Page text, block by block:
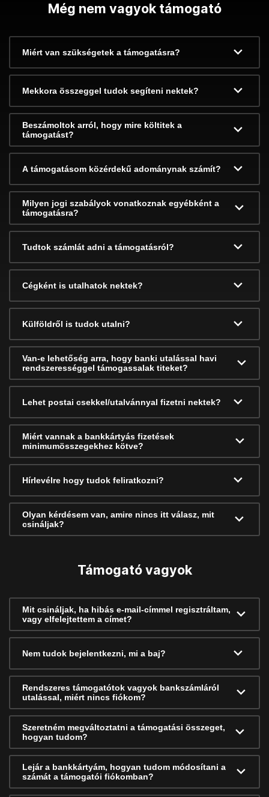
Még nem vagyok támogató
Miért van szükségetek a támogatásra?
Mekkora összeggel tudok segíteni nektek?
Beszámoltok arról, hogy mire költitek a
támogatást?
A támogatásom közérdekű adománynak számít?
Milyen jogi szabályok vonatkoznak egyébként a
támogatásra?
Tudtok számlát adni a támogatásról?
Cégként is utalhatok nektek?
Külföldről is tudok utalni?
Van-e lehetőség arra, hogy banki utalással havi
rendszerességgel támogassalak titeket?
Lehet postai csekkel/utalvánnyal fizetni nektek?
Miért vannak a bankkártyás fizetések
minimumösszegekhez kötve?
Hírlevélre hogy tudok feliratkozni?
Olyan kérdésem van, amire nincs itt válasz, mit
csináljak?
Támogató vagyok
Mit csináljak, ha hibás e-mail-címmel regisztráltam,
vagy elfelejtettem a címet?
Nem tudok bejelentkezni, mi a baj?
Rendszeres támogatótok vagyok bankszámláról
utalással, miért nincs fiókom?
Szeretném megváltoztatni a támogatási összeget,
hogyan tudom?
Lejár a bankkártyám, hogyan tudom módosítani a
számát a támogatói fiókomban?